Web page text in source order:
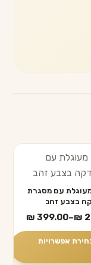
עם מסגרת
בצבע זהב
₪
–
₪ 399.00
טווח
מחירים:
אפשרויות